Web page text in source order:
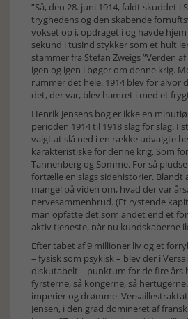
”Så, den 28. juni 1914, faldt skuddet i
tryghedens og den skabende
vokset op i, opdraget i og havde
sekund i tusind stykker som et hult
stammer fra Stefan Zweigs ”Verden
igen og igen i bøger om denne krig.
rummer det hele. 1914 blev for alvor
det, der var, blev hamret i med et
Henrik Jensens bog er ikke en
perioden 1914 til 1918 slag for slag. I
valgt at slå ned i en række udvalgte
karakteristiske for denne krig. Som
Tannenberg og Somme. For så
fortælle en slags sidehistorier. Blandt
mangel på viden om, hvad der var
nervesammenbrud. (Et rystende
man opfatte det som andet end et
aktiv tjeneste, når nu kundskaberne
Efter tabet af 9 millioner liv og et
– fysisk som psykisk – blev der i
diskutabelt – punktum for de fire års
fyrsterne, så kongerne, så
imperier og drømme.
Jensen, i den grad domineret af